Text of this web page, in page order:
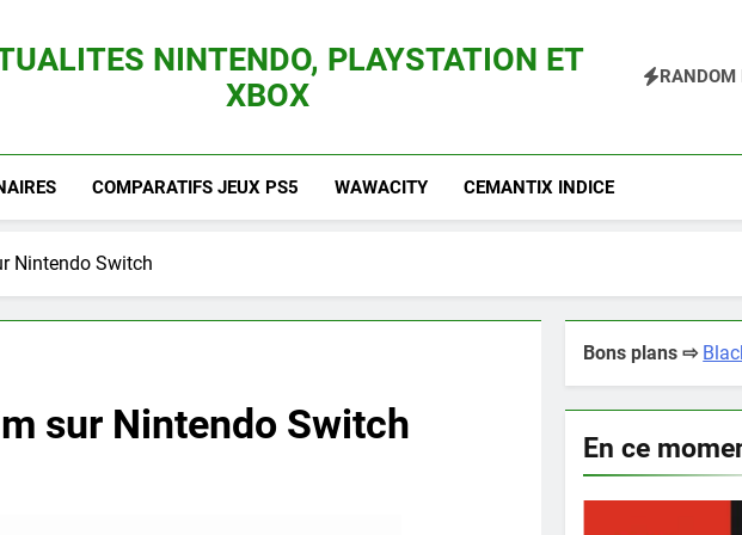
NINTENDO, PLAYSTATION ET
XBOX
RANDOM
COMPARATIFS JEUX PS5 WAWACITY CEMANTIX INDICE
Nintendo Switch
sur Nintendo Switch
Bons plans ⇨
En ce